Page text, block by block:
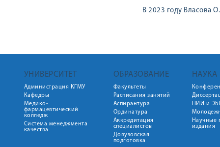
В 2023 году Власова
УНИВЕРСИТЕТ
Администрация КГМУ
Кафедры
Медико-
фармацевтический
колледж
Система менеджмента
качества
ОБРАЗОВАНИЕ
Факультеты
Расписания занятий
Аспирантура
Ординатура
Аккредитация
специалистов
Довузовская
подготовка
НАУКА
НИИ и
Научные
издания